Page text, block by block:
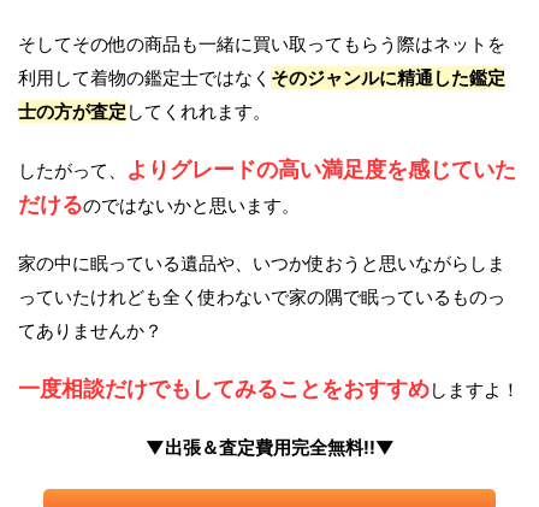
そしてその他の商品も一緒に買い取ってもらう際はネットを
利用して着物の鑑定士ではなく そのジャンルに精通した鑑定
士の方が査定 してくれれます。
したがって、
よりグレードの高い満足度を感じていた
だけるのではないかと思います。
家の中に眠っている遺品や、いつか使おうと思いながらしま
っていたけれども全く使わないで家の隅で眠っているものっ
てありませんか？
一度相談だけでもしてみることをおすすめしますよ！
▼出張＆査定費用完全無料!!▼